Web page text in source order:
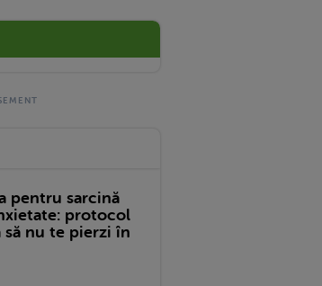
pentru sarcină
protocol
să nu te pierzi în